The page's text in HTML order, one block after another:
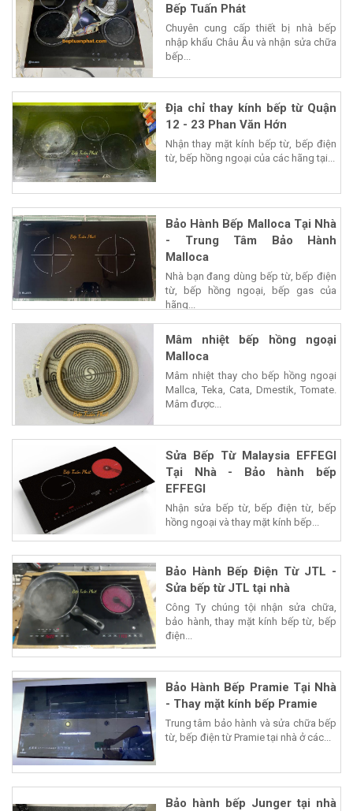
Bếp Tuấn Phát
Chuyên cung cấp thiết bị nhà bếp
nhập khẩu Châu Âu và nhận sửa chữa
bếp...
Địa chỉ thay kính bếp từ Quận
12 - 23 Phan Văn Hớn
Nhận thay mặt kính bếp từ, bếp điện
từ, bếp hồng ngoại của các hãng tại...
Bảo Hành Bếp Malloca Tại Nhà
- Trung Tâm Bảo Hành
Malloca
Nhà bạn đang dùng bếp từ, bếp điện
từ, bếp hồng ngoại, bếp gas của
hãng...
Mâm nhiệt bếp hồng ngoại
Malloca
Mâm nhiệt thay cho bếp hồng ngoại
Mallca, Teka, Cata, Dmestik, Tomate.
Mâm được...
Sửa Bếp Từ Malaysia EFFEGI
Tại Nhà - Bảo hành bếp
EFFEGI
Nhận sửa bếp từ, bếp điện từ, bếp
hồng ngoại và thay mặt kính bếp...
Bảo Hành Bếp Điện Từ JTL -
Sửa bếp từ JTL tại nhà
Công Ty chúng tội nhận sửa chữa,
bảo hành, thay mặt kính bếp từ, bếp
điện...
Bảo Hành Bếp Pramie Tại Nhà
- Thay mặt kính bếp Pramie
Trung tâm bảo hành và sửa chữa bếp
từ, bếp điện từ Pramie tại nhà ở các...
Bảo hành bếp Junger tại nhà